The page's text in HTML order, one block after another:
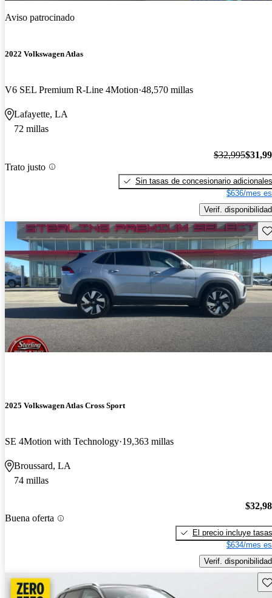
Aviso patrocinado
2022 Volkswagen Atlas
V6 SEL Premium R-Line 4Motion 48,570 millas
Lafayette, LA
72 millas
Trato justo
$32,995
Sin tasas de concesionario adicionales
$636/mes
Verif. disponibilidad
2025 Volkswagen Atlas Cross Sport
SE 4Motion with Technology 19,363 millas
Broussard, LA
74 millas
Buena oferta
El precio incluye tasas
$634/mes
Verif. disponibilidad